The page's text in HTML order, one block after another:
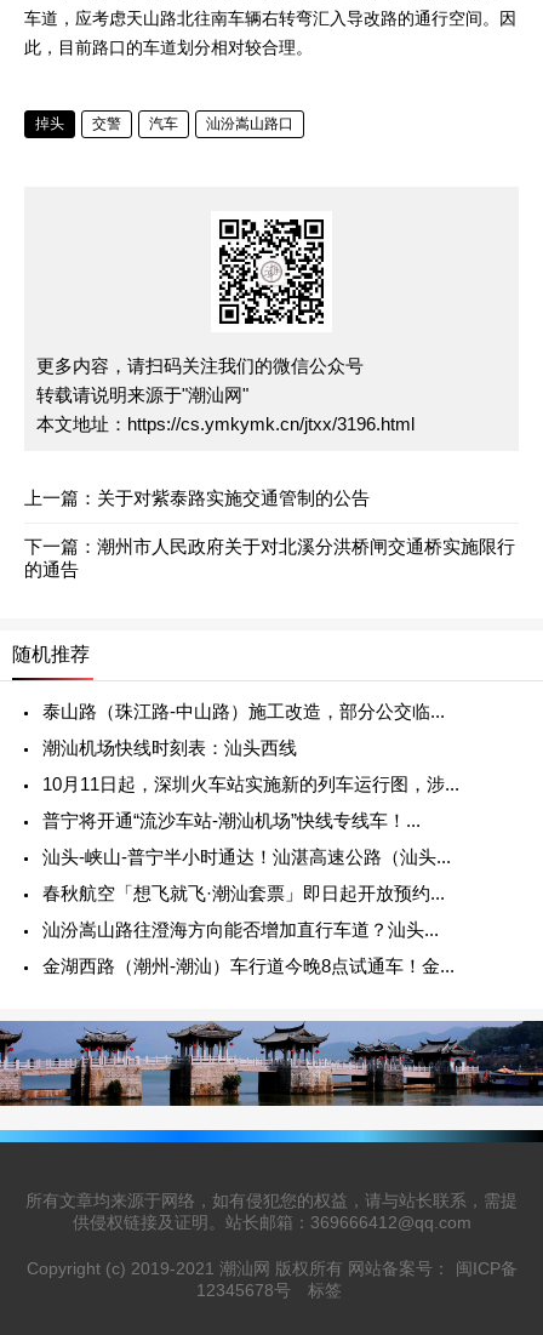
车道，应考虑天山路北往南车辆右转弯汇入导改路的通行空间。因
此，目前路口的车道划分相对较合理。
掉头 交警 汽车 汕汾嵩山路口
更多内容，请扫码关注我们的微信公众号
转载请说明来源于"潮汕网"
本文地址： https://cs.ymkymk.cn/jtxx/3196.html
上一篇： 关于对紫泰路实施交通管制的公告
下一篇： 潮州市人民政府关于对北溪分洪桥闸交通桥实施限行
的通告
随机推荐
泰山路（珠江路-中山路）施工改造，部分公交临...
潮汕机场快线时刻表：汕头西线
10月11日起，深圳火车站实施新的列车运行图，涉...
普宁将开通“流沙车站-潮汕机场”快线专线车！...
汕头-峡山-普宁半小时通达！汕湛高速公路（汕头...
春秋航空「想飞就飞·潮汕套票」即日起开放预约...
汕汾嵩山路往澄海方向能否增加直行车道？汕头...
金湖西路（潮州-潮汕）车行道今晚8点试通车！金...
所有文章均来源于网络，如有侵犯您的权益，请与站长联系，需提
供侵权链接及证明。站长邮箱：369666412@qq.com
Copyright (c) 2019-2021 潮汕网 版权所有 网站备案号：
闽ICP备
12345678号
标签